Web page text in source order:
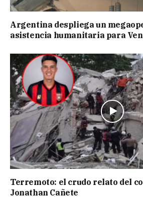
Argentina despliega un
asistencia humanitaria para
Terremoto: el crudo relato del
Jonathan Cañete